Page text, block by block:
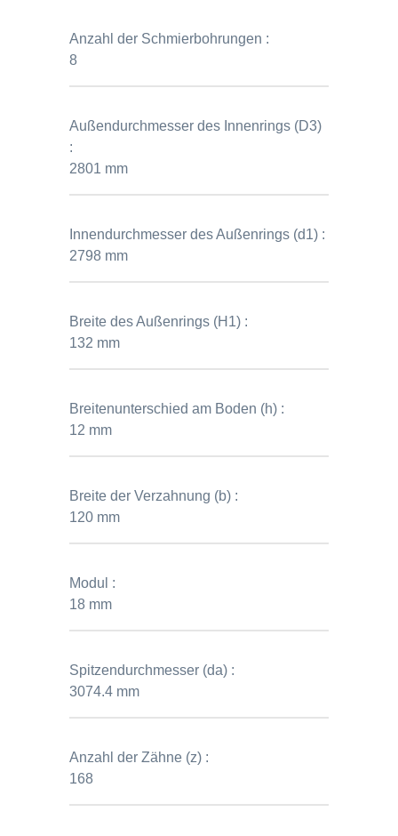
Anzahl der Schmierbohrungen :
8
Außendurchmesser des Innenrings (D3)
:
2801 mm
Innendurchmesser des Außenrings (d1) :
2798 mm
Breite des Außenrings (H1) :
132 mm
Breitenunterschied am Boden (h) :
12 mm
Breite der Verzahnung (b) :
120 mm
Modul :
18 mm
Spitzendurchmesser (da) :
3074.4 mm
Anzahl der Zähne (z) :
168